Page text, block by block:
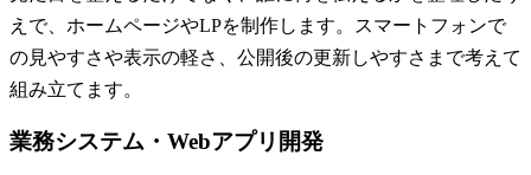
えで、ホームページやLPを制作します。スマートフォンで
の見やすさや表示の軽さ、公開後の更新しやすさまで考えて
組み立てます。
業務システム・Webアプリ開発